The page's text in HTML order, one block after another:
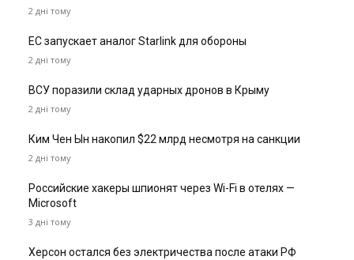
2 дні тому
ЕС запускает аналог Starlink для обороны
2 дні тому
ВСУ поразили склад ударных дронов в Крыму
2 дні тому
Ким Чен Ын накопил $22 млрд несмотря на санкции
2 дні тому
Российские хакеры шпионят через Wi-Fi в отелях —
Microsoft
3 дні тому
Херсон остался без электричества после атаки РФ